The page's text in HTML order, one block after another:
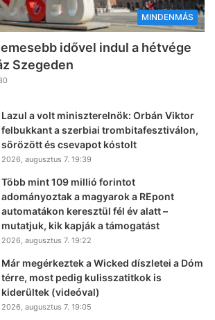
MINDENMÁS
idővel indul a hétvége
Szegeden
Lazul a volt miniszterelnök: Orbán Viktor
felbukkant a szerbiai trombitafesztiválon,
sörözött és csevapot kóstolt
2026, augusztus 7. 19:39
Több mint 109 millió forintot
adományoztak a magyarok a REpont
automatákon keresztül fél év alatt –
mutatjuk, kik kapják a támogatást
2026, augusztus 7. 19:22
Már megérkeztek a Wicked díszletei a Dóm
térre, most pedig kulisszatitkok is
kiderültek (videóval)
2026, augusztus 7. 19:05